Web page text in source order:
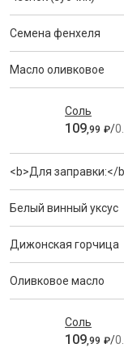
Семена фенхеля
Масло оливковое
Соль
109,99 ₽/
<b>Для заправки:</
Белый винный уксус
Дижонская горчица
Оливковое масло
Соль
109,99 ₽/